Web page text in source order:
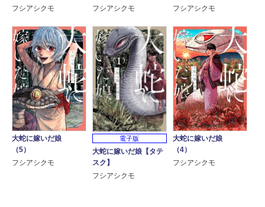
フシアシクモ
フシアシクモ
フシアシクモ
大蛇に嫁いだ娘
（5）
フシアシクモ
電子版
大蛇に嫁いだ娘【タテ
スク】
フシアシクモ
大蛇に嫁いだ娘
（4）
フシアシクモ